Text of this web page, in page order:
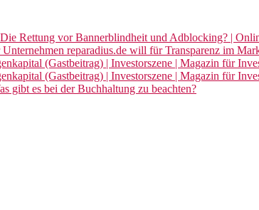
Rettung vor Bannerblindheit und Adblocking? |
reparadius.de will für Transparenz im
(Gastbeitrag) | Investorszene | Magazin für
(Gastbeitrag) | Investorszene | Magazin für
gibt es bei der Buchhaltung zu beachten?